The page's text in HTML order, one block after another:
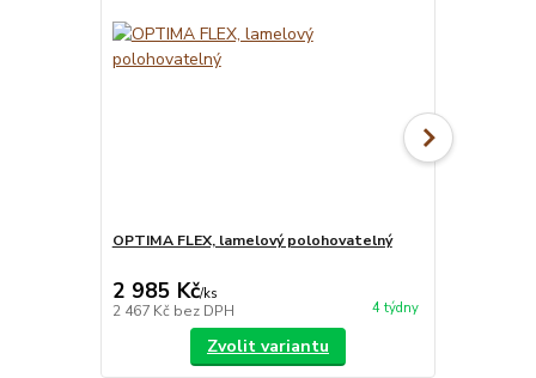
OPTIMA FLEX, lamelový polohovatelný
2 985 Kč/ks
2 467 Kč bez DPH 4 týdny
Zvolit variantu